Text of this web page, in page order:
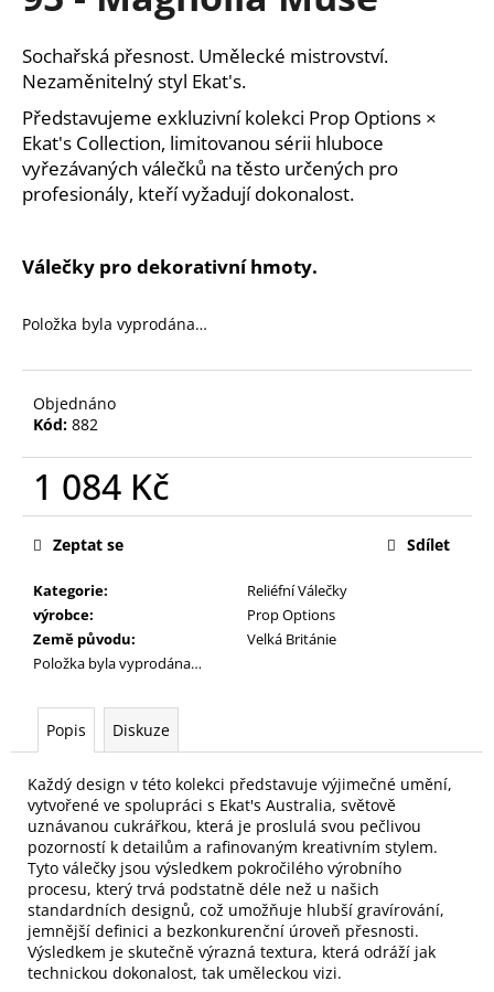
z
5
hvězdiček.
Sochařská přesnost. Umělecké mistrovství.
Nezaměnitelný styl Ekat's.
Představujeme exkluzivní kolekci Prop Options ×
Ekat's Collection, limitovanou sérii hluboce
vyřezávaných válečků na těsto určených pro
profesionály, kteří vyžadují dokonalost.
Válečky pro dekorativní hmoty.
Položka byla vyprodána…
Objednáno
Kód: 882
1 084 Kč
Měrná
Kategorie:
Reliéfní Válečky
výrobce:
Prop Options
Země původu:
Velká Británie
Položka byla vyprodána…
Zeptat se Sdílet
Popis Diskuze
Každý design v této kolekci představuje výjimečné umění,
vytvořené ve spolupráci s Ekat's Australia, světově
uznávanou cukrářkou, která je proslulá svou pečlivou
pozorností k detailům a rafinovaným kreativním stylem.
Tyto válečky jsou výsledkem pokročilého výrobního
procesu, který trvá podstatně déle než u našich
standardních designů, což umožňuje hlubší gravírování,
jemnější definici a bezkonkurenční úroveň přesnosti.
Výsledkem je skutečně výrazná textura, která odráží jak
technickou dokonalost, tak uměleckou vizi.
j
í
t
?
HLEDAT
o
p
o
r
u
m
e